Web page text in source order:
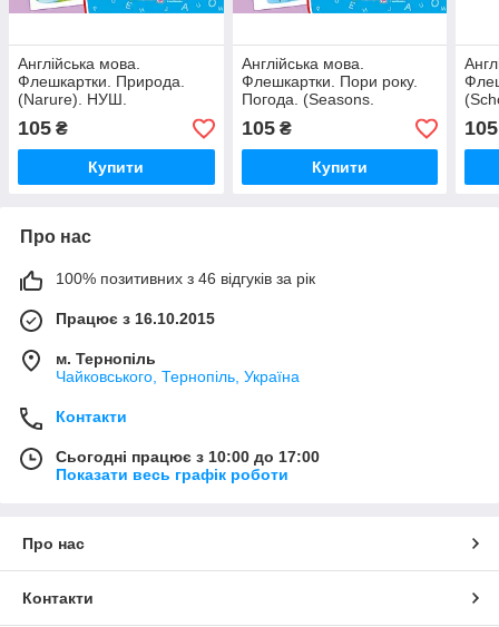
Англійська мова.
Флешкартки. Природа.
(Narure). НУШ.
105 ₴
Купити
Англійська мова.
Флешкартки. Пори року.
Погода. (Seasons.
105₴
Купити
105
Про нас
100% позитивних з 46 відгуків за рік
Працює з 16.10.2015
м. Тернопіль
Чайковського, Тернопіль, Україна
Контакти
Сьогодні працює з 10:00 до 17:00
Показати весь графік роботи
Про нас
Контакти